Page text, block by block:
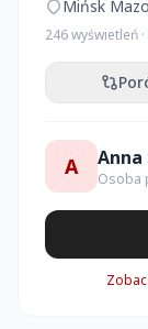
Mińsk
246 wyświetleń
A Anna
Osoba